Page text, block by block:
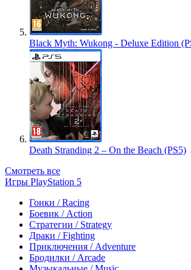
Black Myth: Wukong - Deluxe Edition
Death Stranding 2 – On the Beach (PS5)
Смотреть все
Игры PlayStation 5
Гонки / Racing
Боевик / Action
Стратегии / Strategy
Драки / Fighting
Приключения / Adventure
Бродилки / Arcade